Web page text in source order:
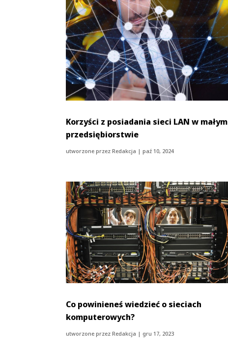
Korzyści z posiadania sieci LAN w małym
przedsiębiorstwie
utworzone przezRedakcja |paź 10, 2024
Co powinieneś wiedzieć o sieciach
komputerowych?
utworzone przezRedakcja | gru 17, 2023